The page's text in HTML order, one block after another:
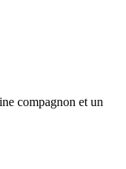
compagnon et un